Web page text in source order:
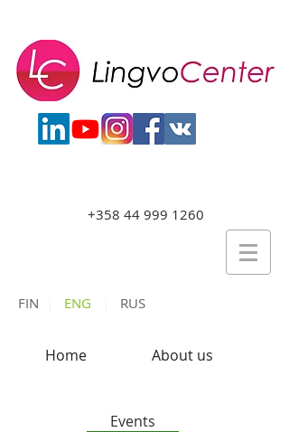
+358 44 999 1260
FIN ENG RUS
Home About us
Events